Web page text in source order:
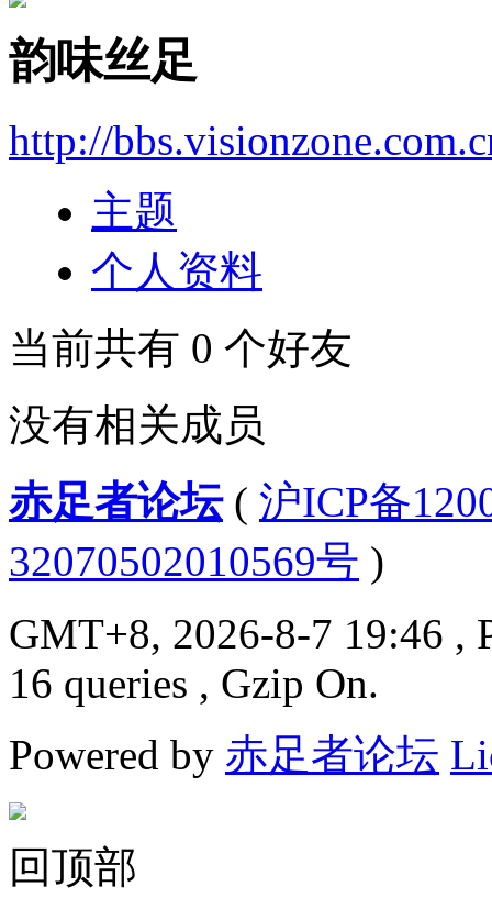
韵味丝足
http://
主题
个人资料
当前共有 0 个好友
没有相关成员
赤足者论坛( 沪ICP备
32070502010569号 )
GMT+8, 2026-8-7 19:46 ,
16 queries , Gzip On.
Powered by 赤足者论坛
回顶部